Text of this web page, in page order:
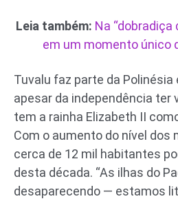
Leia também: Na “dobradiça
em um momento único
Tuvalu faz parte da Polinésia
apesar da independência ter
tem a rainha Elizabeth II
Com o aumento do nível dos
cerca de 12 mil habitantes
desta década. “As ilhas do
desaparecendo — estamos